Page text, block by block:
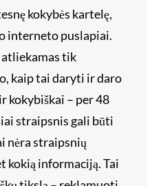
kokybės kartelę,
interneto puslapiai.
tik
kaip tai daryti ir daro
kokybiškai – per 48
straipsnis gali būti
nėra straipsnių
kokią informaciją. Tai